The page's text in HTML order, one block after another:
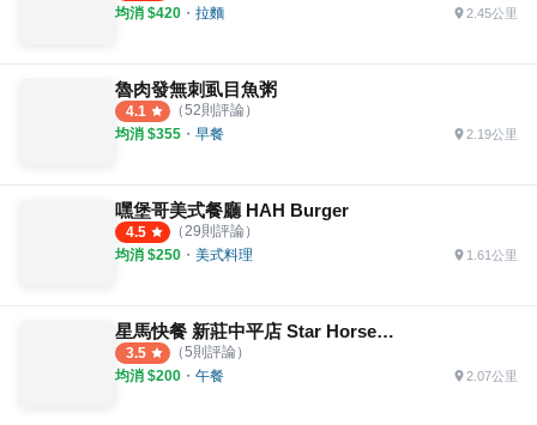
均消 $420 ・ 拉麵 2.45公里
魯肉發無刺虱目魚粥
4.1 （52則評論）
均消 $355 ・ 早餐 2.19公里
嘿堡哥美式餐廳 HAH Burger
4.5 （ 29則評論）
均消 $250 ・ 美式料理 1.61公里
星馬快餐 新莊中平店 Star Horse Express
3.5 （5則評論）
均消 $200 ・ 午餐 2.07公里